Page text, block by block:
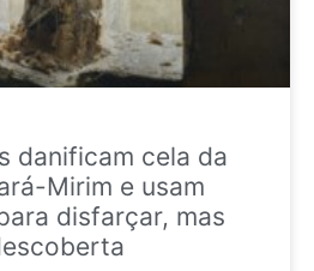
danificam cela da
Mirim e usam
disfarçar, mas